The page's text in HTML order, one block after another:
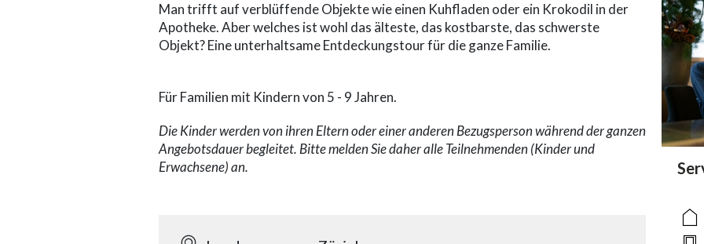
Man trifft auf verblüffende Objekte wie einen Kuhfladen oder ein Krokodil in der
Apotheke. Aber welches ist wohl das älteste, das kostbarste, das schwerste
Objekt? Eine unterhaltsame Entdeckungstour für die ganze Familie.
Für Familien mit Kindern von 5 - 9 Jahren.
Die Kinder werden von ihren Eltern oder einer anderen Bezugsperson während der ganzen
Angebotsdauer begleitet. Bitte melden Sie daher alle Teilnehmenden (Kinder und
Erwachsene) an.